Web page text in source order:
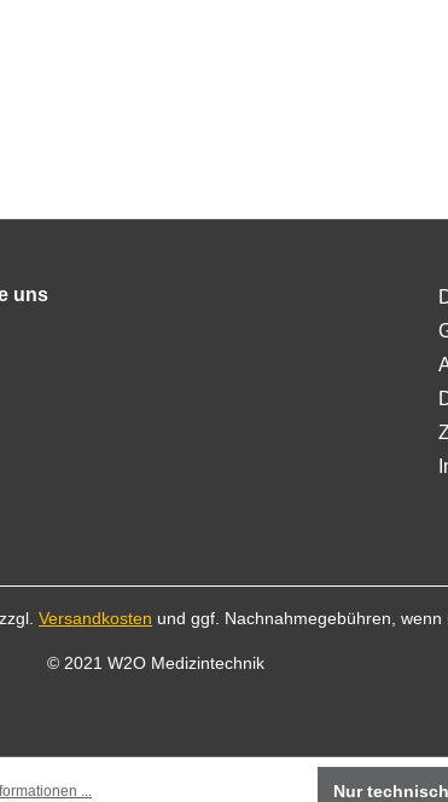
uns
Versandkosten und ggf. Nachnahmegebühren, wenn
© 2021 W2O Medizintechnik
... Nur